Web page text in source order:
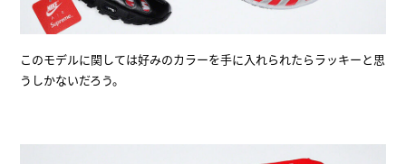
このモデルに関しては好みのカラーを手に入れられたらラッキーと思
うしかないだろう。